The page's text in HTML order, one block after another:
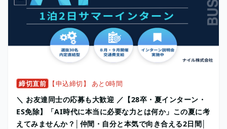
締切直前 【申込締切】 あと0時間
＼ お友達同士の応募も大歓迎 ／【28卒・夏インターン・
ES免除】「AI時代に本当に必要な力とは何か」この夏に考
えてみませんか？│仲間・自分と本気で向き合える2日間│